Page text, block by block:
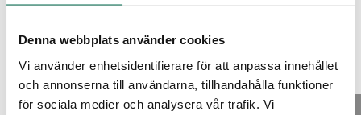
Denna webbplats använder cookies
Vi använder enhetsidentifierare för att anpassa innehållet
och annonserna till användarna, tillhandahålla funktioner
för sociala medier och analysera vår trafik. Vi
Mina sidor/Felanmälan